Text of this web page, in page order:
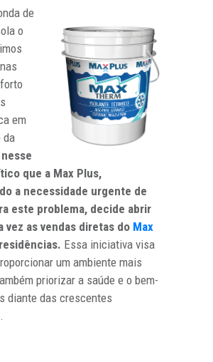
de
o
em
da
nesse
que a Max Plus,
a necessidade urgente de
este problema, decide abrir
vez as vendas diretas do Max
Essa iniciativa visa
um ambiente mais
priorizar a saúde e o bem-
diante das crescentes